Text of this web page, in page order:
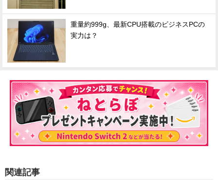
重量約999g、最新CPU搭載のビジネスPCの
実力は？
関連記事